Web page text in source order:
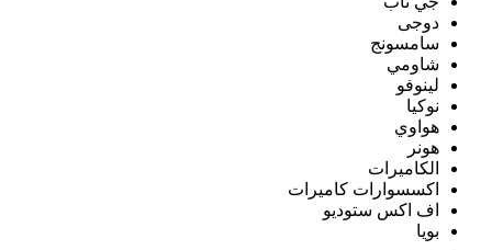
دوجى
سامسونج
شاومي
لينوفو
نوكيا
هواوي
هونر
الكاميرات
اكسسوارات كاميرات
اف اكس ستوديو
بويا